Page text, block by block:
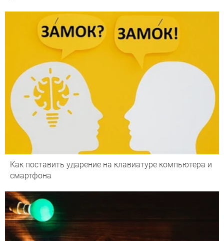
Как поставить ударение на клавиатуре компьютера и
смартфона